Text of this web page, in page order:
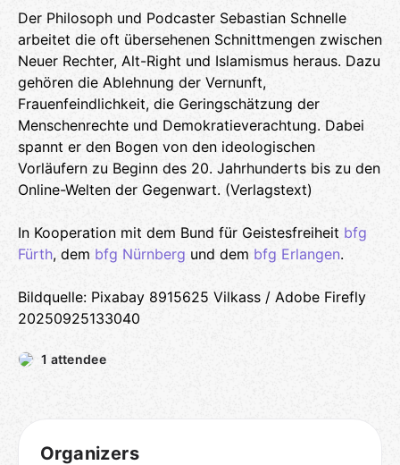
Der Philosoph und Podcaster Sebastian Schnelle
arbeitet die oft übersehenen Schnittmengen zwischen
Neuer Rechter, Alt-Right und Islamismus heraus. Dazu
gehören die Ablehnung der Vernunft,
Frauenfeindlichkeit, die Geringschätzung der
Menschenrechte und Demokratieverachtung. Dabei
spannt er den Bogen von den ideologischen
Vorläufern zu Beginn des 20. Jahrhunderts bis zu den
Online-Welten der Gegenwart. (Verlagstext)
In Kooperation mit dem Bund für Geistesfreiheit bfg
Fürth, dem bfg Nürnberg und dem bfg Erlangen.
Bildquelle: Pixabay 8915625 Vilkass / Adobe Firefly
20250925133040
1 attendee
Organizers